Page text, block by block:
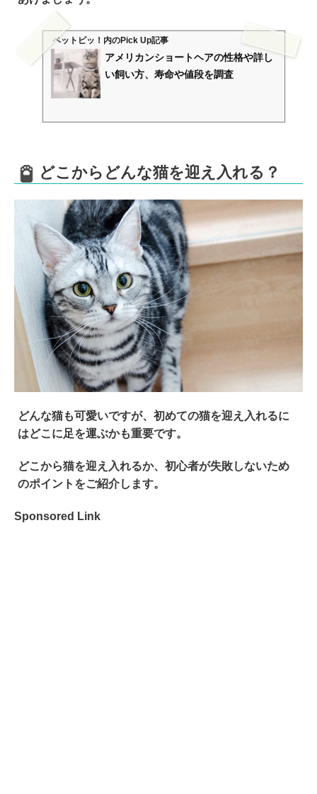
ペットピッ！ 内のPick Up記事
アメリカンショートヘアの性格や詳し
い飼い方、寿命や値段を調査
どこからどんな猫を迎え入れる？
どんな猫も可愛いですが、初めての猫を迎え入れるに
はどこに足を運ぶかも重要です。
どこから猫を迎え入れるか、 初心者が失敗しないため
のポイント をご紹介します。
Sponsored Link